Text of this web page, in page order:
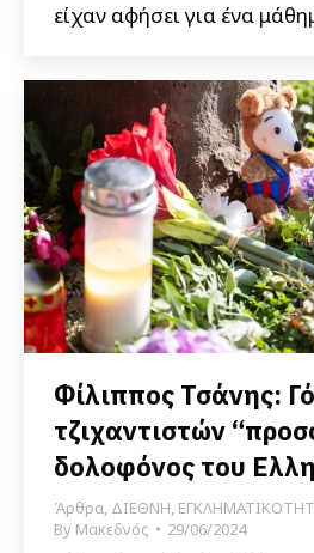
είχαν αφήσει για ένα
Φίλιππος Τσάνης:
τζιχαντιστών
δολοφόνος του
Άρθρα, ΔΙΕΘΝΗ,
By Μακεδνός 29/06/2024